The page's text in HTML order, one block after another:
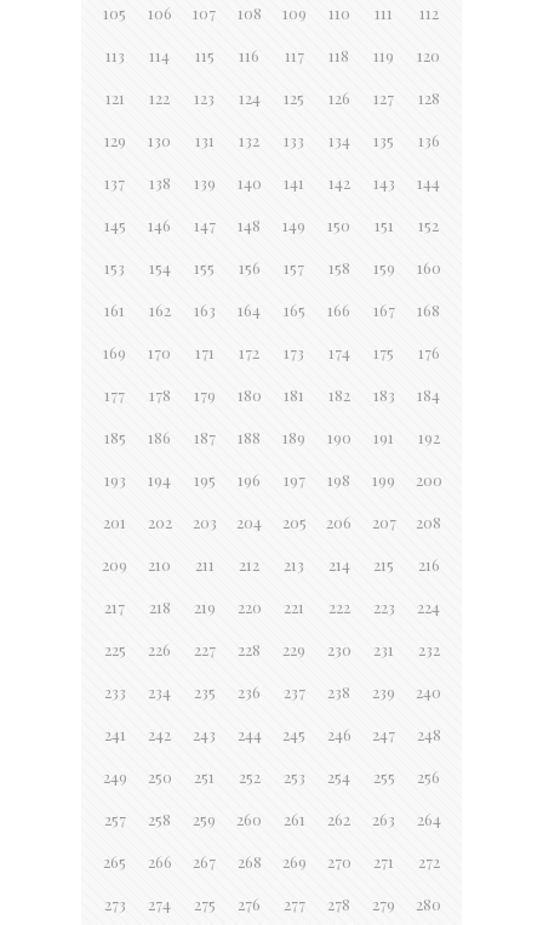
105 106 107 108 109 110 111 112
113 114 115 116 117 118 119 120
121 122 123 124 125 126 127 128
129 130 131 132 133 134 135 136
137 138 139 140 141 142 143 144
145 146 147 148 149 150 151 152
153 154 155 156 157 158 159 160
161 162 163 164 165 166 167 168
169 170 171 172 173 174 175 176
177 178 179 180 181 182 183 184
185 186 187 188 189 190 191 192
193 194 195 196 197 198 199 200
201 202 203 204 205 206 207 208
209 210 211 212 213 214 215 216
217 218 219 220 221 222 223 224
225 226 227 228 229 230 231 232
233 234 235 236 237 238 239 240
241 242 243 244 245 246 247 248
249 250 251 252 253 254 255 256
257 258 259 260 261 262 263 264
265 266 267 268 269 270 271 272
273 274 275 276 277 278 279 280